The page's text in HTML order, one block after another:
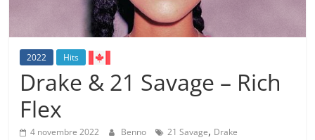
2022 Hits
Drake & 21 Savage – Rich
Flex
4 novembre 2022 Benno 21 Savage, Drake